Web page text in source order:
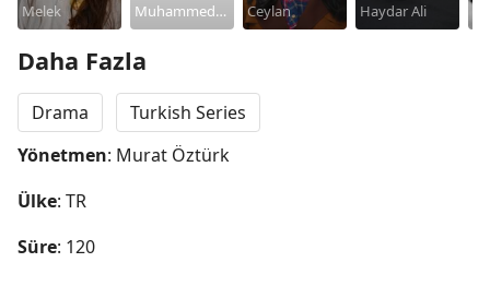
Çiftçi
Melek
Muhammed
Ceylan
Aktaş
Haydar Ali
Daha Fazla
Drama
Turkish Series
Yönetmen: Murat Öztürk
Ülke: TR
Süre: 120